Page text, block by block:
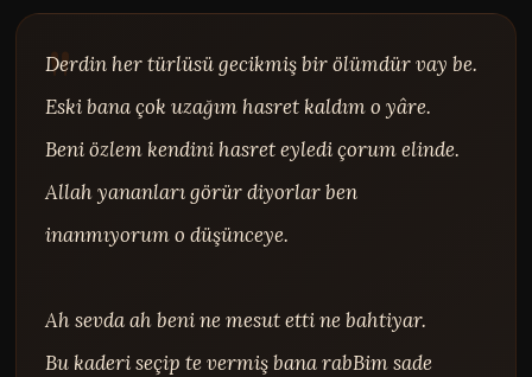
Derdin her türlüsü gecikmiş bir ölümdür vay be.
Eski bana çok uzağım hasret kaldım o yâre.
Beni özlem kendini hasret eyledi çorum elinde.
Allah yananları görür diyorlar ben
inanmıyorum o düşünceye.
Ah sevda ah beni ne mesut etti ne bahtiyar.
Bu kaderi seçip te vermiş bana rabBim sade